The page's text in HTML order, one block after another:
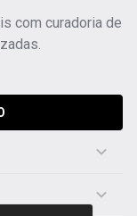
com curadoria de